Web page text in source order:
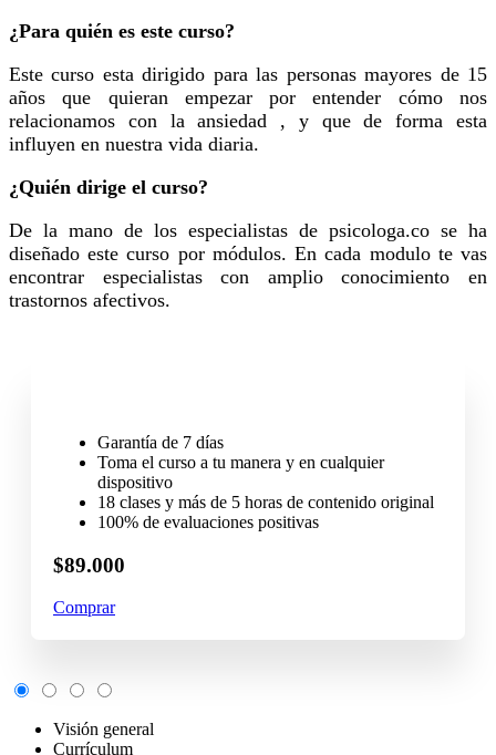
¿Para quién es este curso?
Este curso esta dirigido para las personas mayores de 15
años que quieran empezar por entender cómo nos
relacionamos con la ansiedad , y que de forma esta
influyen en nuestra vida diaria.
¿Quién dirige el curso?
De la mano de los especialistas de psicologa.co se ha
diseñado este curso por módulos. En cada modulo te vas
encontrar especialistas con amplio conocimiento en
trastornos afectivos.
Garantía de 7 días
Toma el curso a tu manera y en cualquier
dispositivo
18 clases y más de 5 horas de contenido original
100% de evaluaciones positivas
$89.000
Comprar
Visión general
Currículum